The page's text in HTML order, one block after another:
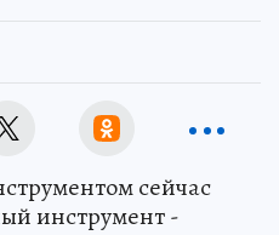
сейчас
инструмент -